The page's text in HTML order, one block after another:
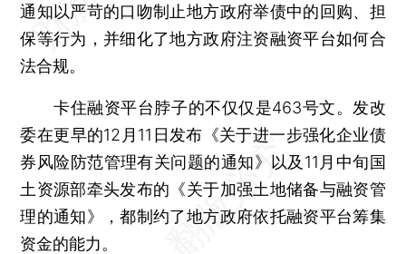
通知以严苛的口吻制止地方政府举债中的回购、担
保等行为，并细化了地方政府注资融资平台如何合
法合规。
卡住融资平台脖子的不仅仅是463号文。发改
委在更早的12月11日发布《关于进一步强化企业债
券风险防范管理有关问题的通知》以及11月中旬国
土资源部牵头发布的《关于加强土地储备与融资管
理的通知》，都制约了地方政府依托融资平台筹集
资金的能力。